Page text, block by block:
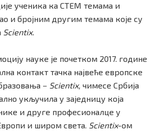
ученика ка СТЕМ темама и
и бројним другим темама које су
Scientix.
науке је почетком 2017. године
контакт тачка највеће европске
− Scientix, чимесе Србија
укључила у заједницу која
и друге професионалце у
и широм света. Scientix-ом